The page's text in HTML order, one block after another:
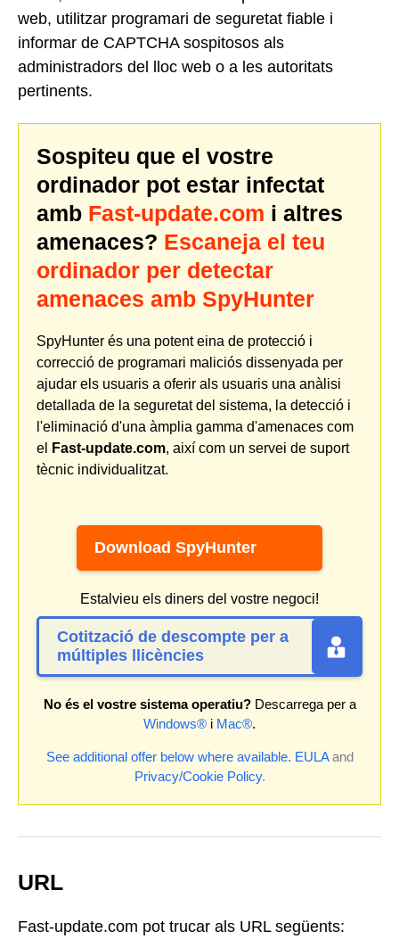
web, utilitzar programari de seguretat fiable i
informar de CAPTCHA sospitosos als
administradors del lloc web o a les autoritats
pertinents.
Sospiteu que el vostre
ordinador pot estar infectat
amb Fast-update.com i altres
amenaces? Escaneja el teu
ordinador per detectar
amenaces amb SpyHunter
SpyHunter és una potent eina de protecció i
correcció de programari maliciós dissenyada per
ajudar els usuaris a oferir als usuaris una anàlisi
detallada de la seguretat del sistema, la detecció i
l'eliminació d'una àmplia gamma d'amenaces com
el
Fast-update.com, així com un servei de suport
tècnic individualitzat.
Download SpyHunter
Estalvieu els diners del vostre negoci!
Cotització de descompte per a
múltiples llicències
No és el vostre sistema operatiu?Descarrega per a
Windows® i Mac®.
See additional offer below where available. EULAand
Privacy/Cookie Policy.
URL
Fast-update.com pot trucar als URL següents: